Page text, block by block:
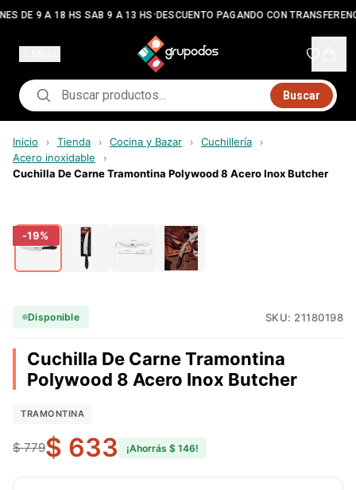
DE 9 A 18 HS SAB 9 A 13 HS•DESCUENTO PAGANDO CON
Buscar
Inicio › Tienda › Cocina y Bazar › Cuchillería ›
Acero inoxidable ›
Cuchilla De Carne Tramontina Polywood 8 Acero Inox Butcher
-19%
Disponible SKU: 21180198
Cuchilla De Carne Tramontina
Polywood 8 Acero Inox Butcher
TRAMONTINA
$ 779$ 633 ¡Ahorrás $ 146!